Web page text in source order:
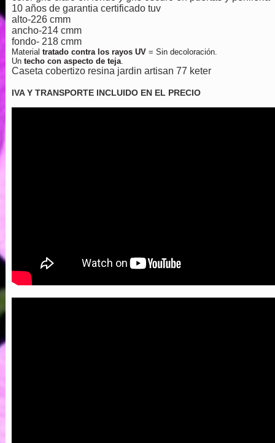
10 años de garantia certificado tuv
alto-226 cmm
ancho-214 cmm
fondo- 218 cmm
Material tratado contra los rayos UV= Sin decoloración.
Un techo con aspecto de teja.
Caseta cobertizo resina jardin artisan 77 keter
IVA Y TRANSPORTE INCLUIDO EN EL PRECIO